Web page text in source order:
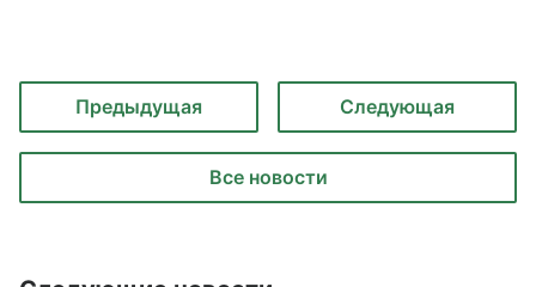
Предыдущая Следующая
Все новости